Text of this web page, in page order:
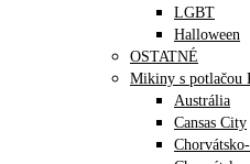
LGBT
Halloween
OSTATNÉ
Mikiny s potlačou
Austrália
Cansas City